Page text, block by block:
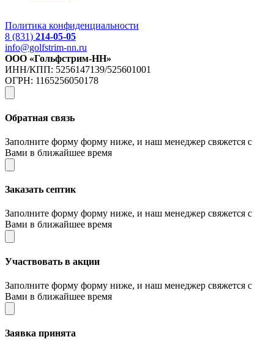
Политика конфиденциальности
8 (831) 214-05-05
info@golfstrim-nn.ru
ООО «Гольфстрим-НН»
ИНН/КПП: 5256147139/525601001
ОГРН: 1165256050178
Обратная связь
Заполните форму форму ниже, и наш менеджер свяжется с
Вами в ближайшее время
Заказать септик
Заполните форму форму ниже, и наш менеджер свяжется с
Вами в ближайшее время
Участвовать в акции
Заполните форму форму ниже, и наш менеджер свяжется с
Вами в ближайшее время
Заявка принята